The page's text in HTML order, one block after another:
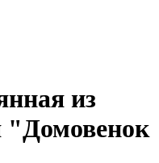
из
"Домовенок